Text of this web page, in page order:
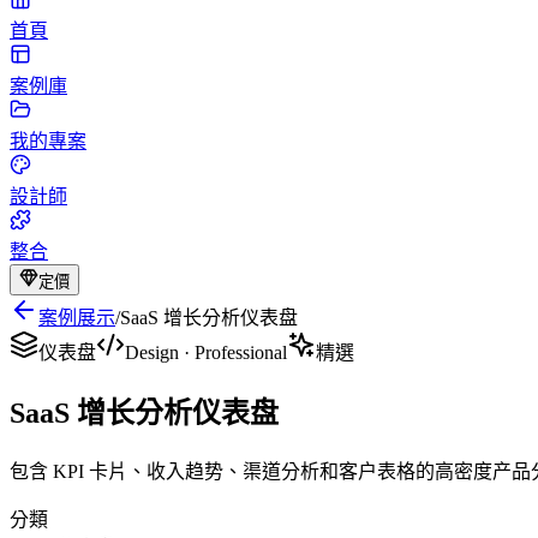
首頁
案例庫
我的專案
設計師
整合
定價
案例展示/SaaS 增长分析仪表盘
仪表盘
Design · Professional 精選
SaaS 增长分析仪表盘
包含 KPI 卡片、收入趋势、渠道分析和客户表格的高密度产品
分類